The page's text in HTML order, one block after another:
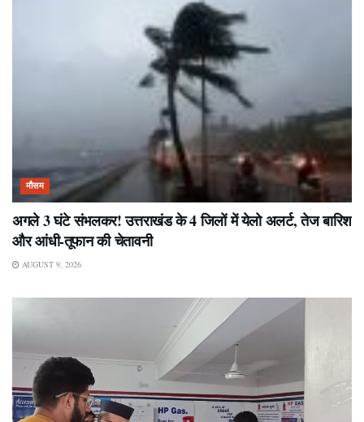
मौसम
अगले 3 घंटे संभलकर! उत्तराखंड के 4 जिलों में येलो अलर्ट, तेज बारिश
और आंधी-तूफान की चेतावनी
AUGUST 9, 2026